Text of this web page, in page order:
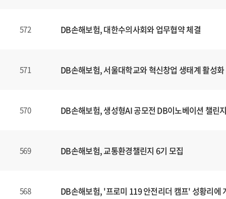
572 DB손해보험, 대한수의사회와 업무협약 체결
571 DB손해보험, 서울대학교와 혁신창업 생태계 활성
570 DB손해보험, 생성형AI 공모전 DB이노베이션 챌린
569 DB손해보험, 교통환경챌린지 6기 모집
568 DB손해보험, '프로미 119 안전리더 캠프' 성황리에